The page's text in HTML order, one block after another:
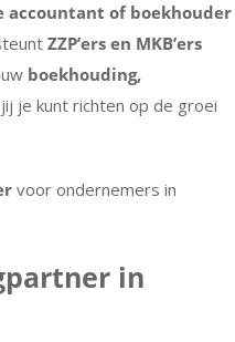
accountant of boekhouder
ZZP’ers en MKB’ers
boekhouding,
je kunt richten op de groei
voor ondernemers in
in